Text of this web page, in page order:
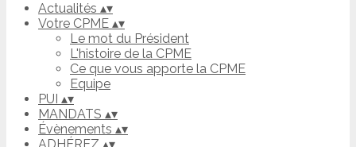
Actualités ▴▾
Votre CPME ▴▾
Le mot du Président
L'histoire de la CPME
Ce que vous apporte la CPME
Equipe
PUI ▴▾
MANDATS ▴▾
Évènements ▴▾